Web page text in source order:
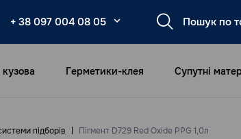
+ 38 097 004 08 05
Герметики-клея Супутні
підборів Пігмент D729 Red Oxide PPG 1,0л